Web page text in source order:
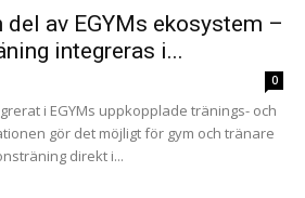
del av EGYMs ekosystem –
integreras i...
0
i EGYMs uppkopplade tränings- och
gör det möjligt för gym och tränare
direkt i...